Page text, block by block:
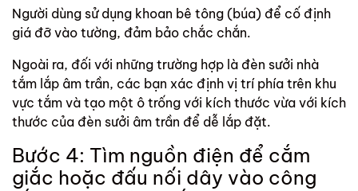
Người dùng sử dụng khoan bê tông (búa) để cố định
giá đỡ vào tường, đảm bảo chắc chắn.
Ngoài ra, đối với những trường hợp là đèn sưởi nhà
tắm lắp âm trần, các bạn xác định vị trí phía trên khu
vực tắm và tạo một ô trống với kích thước vừa với kích
thước của đèn sưởi âm trần để dễ lắp đặt.
Bước 4: Tìm nguồn điện để cắm
giắc hoặc đấu nối dây vào công